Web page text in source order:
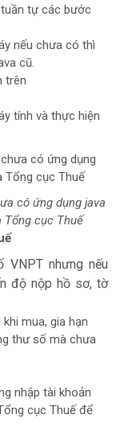
tự các bước
nếu chưa có thì
cũ.
trên
tính và thực hiện
có ứng dụng java
Tổng cục Thuế
nhưng nếu
độ nộp hồ sơ, tờ
mua, gia hạn
thư số mà chưa
nhập tài khoản
cục Thuế để